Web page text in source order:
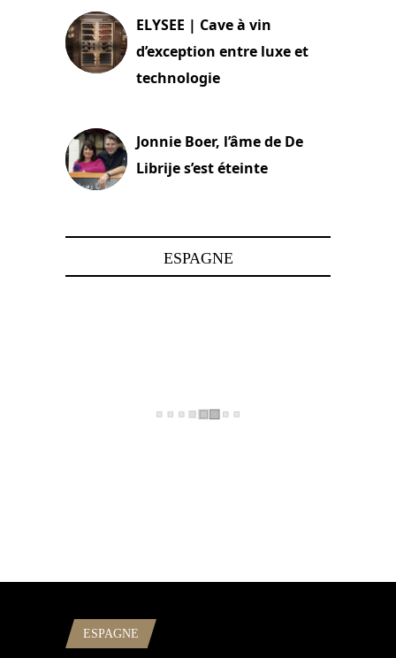
ELYSEE | Cave à vin
d’exception entre luxe et
technologie
Jonnie Boer, l’âme de De
Librije s’est éteinte
ESPAGNE
ESPAGNE